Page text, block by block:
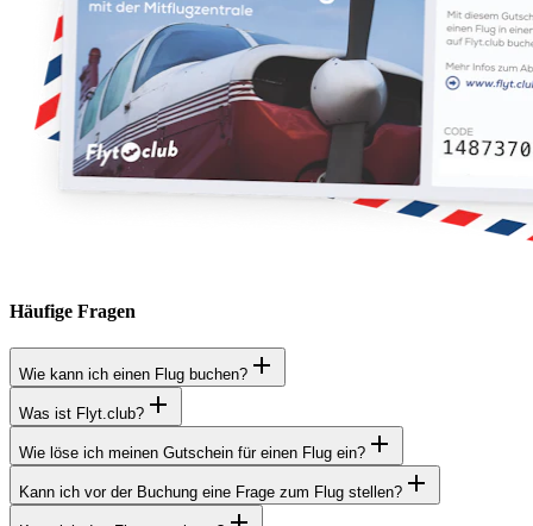
Häufige Fragen
Wie kann ich einen Flug buchen?
Was ist Flyt.club?
Wie löse ich meinen Gutschein für einen Flug ein?
Kann ich vor der Buchung eine Frage zum Flug stellen?